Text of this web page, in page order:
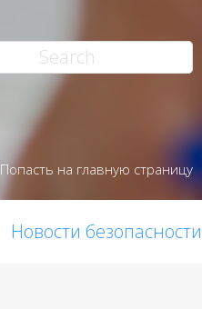
Попасть на главную страницу
Новости безопасности